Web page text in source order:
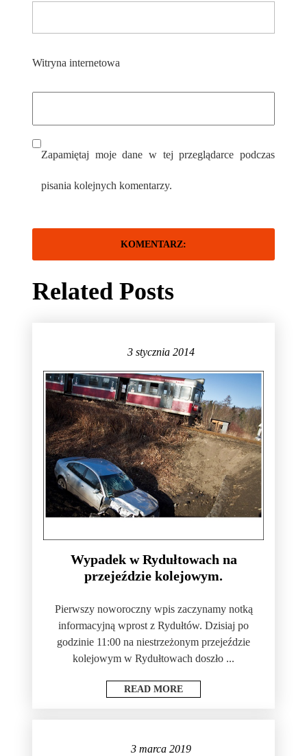
Witryna internetowa
Zapamiętaj moje dane w tej przeglądarce podczas
pisania kolejnych komentarzy.
Related Posts
3 stycznia 2014
Wypadek w Rydułtowach na
przejeździe kolejowym.
Pierwszy noworoczny wpis zaczynamy notką
informacyjną wprost z Rydułtów. Dzisiaj po
godzinie 11:00 na niestrzeżonym przejeździe
kolejowym w Rydułtowach doszło ...
READ MORE
3 marca 2019